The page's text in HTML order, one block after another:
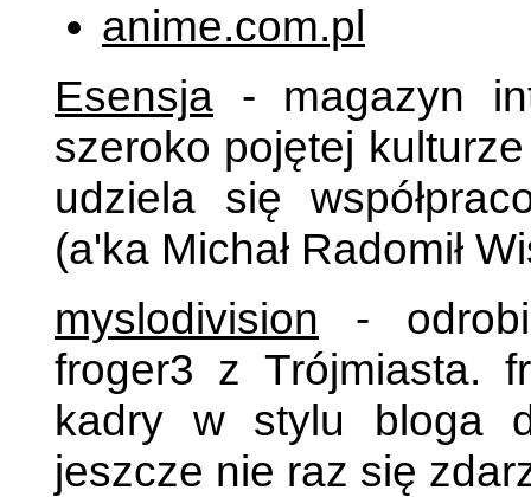
anime.com.pl
Esensja - magazyn
szeroko pojętej
udziela się
(a'ka Michał Radomił
myslodivision -
froger3 z Trójmiasta.
kadry w stylu bloga
jeszcze nie raz się